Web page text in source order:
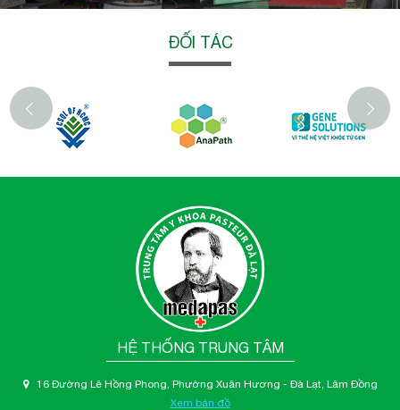
ĐỐI TÁC
‹
HỆ THỐNG TRUNG TÂM
16 Đường Lê Hồng Phong, Phường Xuân Hương - Đà Lạt, Lâm Đồng
Xem bản đồ